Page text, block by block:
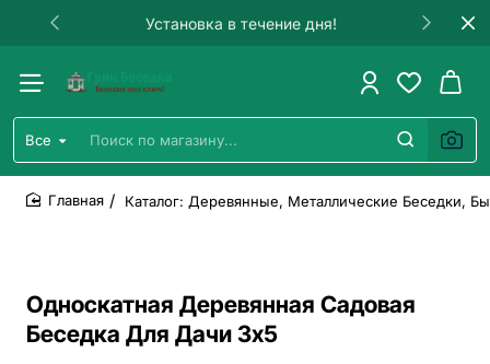
Установка в течение дня!
Все
Поиск
по
магазину...
Односкатная Деревянная Садовая
Беседка Для Дачи 3х5
Каталог: Деревянные, Металлические Беседки,